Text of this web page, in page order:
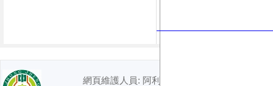
網頁維護人員: 阿利｜ 電話 : (07)7491992